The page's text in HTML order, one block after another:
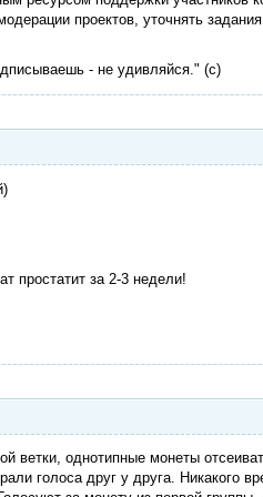
проектов, уточнять
- не удивляйся." (с)
простатит за 2-3 недели!
ветки, однотипные монеты
голоса друг у друга. Никакого